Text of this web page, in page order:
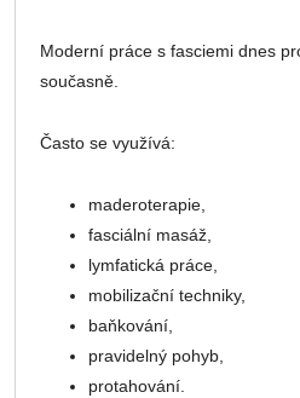
Moderní práce s fasciemi dnes
současně.
Často se využívá:
maderoterapie,
fasciální masáž,
lymfatická práce,
mobilizační techniky,
baňkování,
pravidelný pohyb,
protahování.